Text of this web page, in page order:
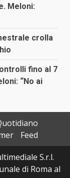
Meloni:
crolla
fino al 7
“No ai
Feed
S.r.l.
di Roma al